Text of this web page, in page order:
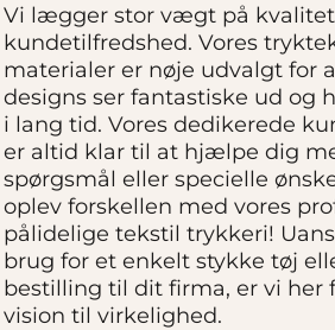
Vi lægger stor vægt på
kundetilfredshed. Vores
materialer er nøje udvalgt for
designs ser fantastiske ud og
i lang tid. Vores dedikerede
er altid klar til at hjælpe dig
spørgsmål eller specielle
oplev forskellen med vores
pålidelige tekstil trykkeri!
brug for et enkelt stykke tøj
bestilling til dit firma, er vi her
vision til virkelighed.